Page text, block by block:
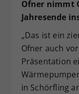
Ofner nimmt
Jahresende
„Das ist ein
Ofner auch
Präsentation
in Schörfling